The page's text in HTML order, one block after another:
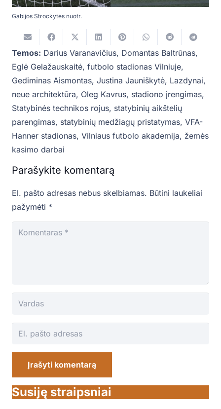
Gabijos Strockytės nuotr.
Temos: Darius Varanavičius, Domantas Baltrūnas,
Eglė Gelažauskaitė, futbolo stadionas Vilniuje,
Gediminas Aismontas, Justina Jauniškytė, Lazdynai,
neue architektūra, Oleg Kavrus, stadiono įrengimas,
Statybinės technikos rojus, statybinių aikštelių
parengimas, statybinių medžiagų pristatymas, VFA-
Hanner stadionas, Vilniaus futbolo akademija, žemės
kasimo darbai
Parašykite komentarą
El. pašto adresas nebus skelbiamas. Būtini laukeliai
pažymėti *
Įrašyti komentarą
Susiję straipsniai